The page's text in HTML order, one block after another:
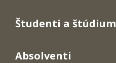
Študenti a štúdium
Absolventi